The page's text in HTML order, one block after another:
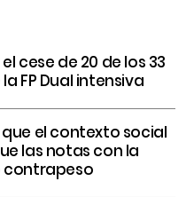
cese de 20 de los 33
FP Dual intensiva
que el contexto social
las notas con la